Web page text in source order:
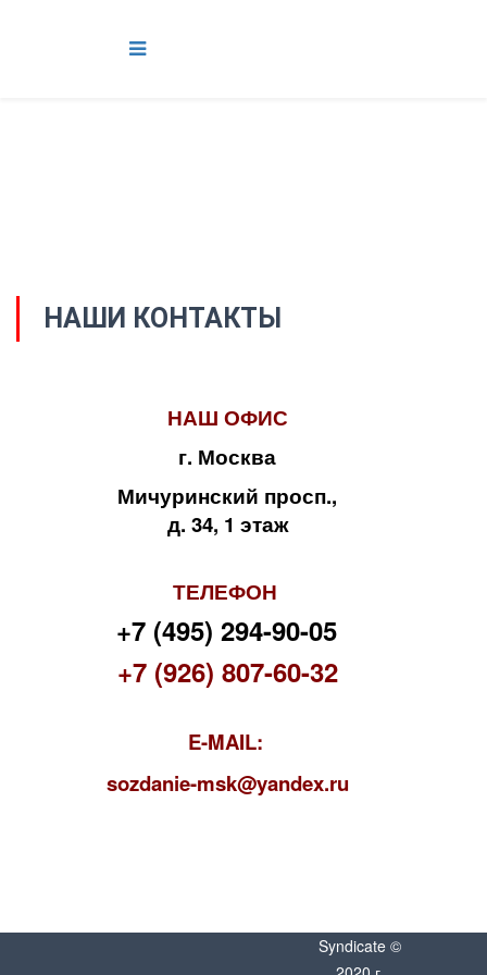
НАШИ КОНТАКТЫ
НАШ ОФИС
г. Москва
Мичуринский просп.,
д. 34, 1 этаж
ТЕЛЕФОН
+7 (495) 294-90-05
+7 (926) 807-60-32
E-MAIL:
sozdanie-msk@yandex.ru
Syndicate ©